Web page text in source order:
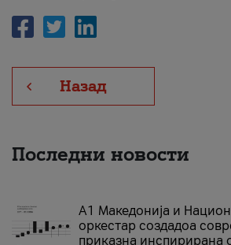
Назад
Последни новости
А1 Македонија и
оркестар создадоа
приказна инспирирана